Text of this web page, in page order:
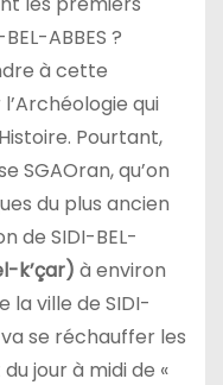
ABBES ?
à cette
qui
Pourtant,
SGAOran, qu’on
du plus ancien
de SIDI-BEL-
k’çar) à environ
la ville de SIDI-
va se réchauffer les
jour à midi de «